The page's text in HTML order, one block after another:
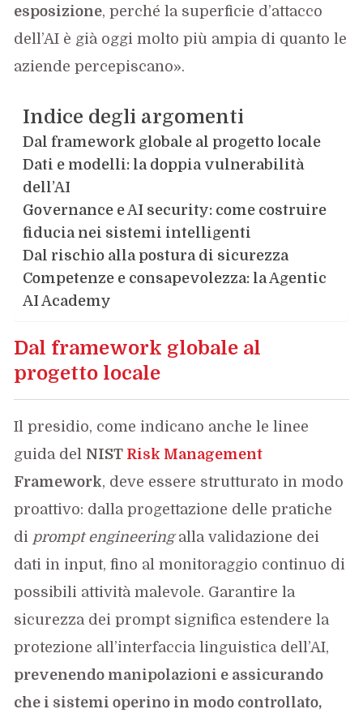
esposizione, perché la superficie d’attacco
dell’AI è già oggi molto più ampia di quanto le
aziende percepiscano».
Indice degli argomenti
Dal framework globale al progetto locale
Dati e modelli: la doppia vulnerabilità
dell’AI
Governance e AI security: come costruire
fiducia nei sistemi intelligenti
Dal rischio alla postura di sicurezza
Competenze e consapevolezza: la Agentic
AI Academy
Dal framework globale al
progetto locale
Il presidio, come indicano anche le linee
guida del NIST Risk Management
Framework, deve essere strutturato in modo
proattivo: dalla progettazione delle pratiche
di prompt engineeringalla validazione dei
dati in input, fino al monitoraggio continuo di
possibili attività malevole. Garantire la
sicurezza dei prompt significa estendere la
protezione all’interfaccia linguistica dell’AI,
prevenendo manipolazioni e assicurando
che i sistemi operino in modo controllato,